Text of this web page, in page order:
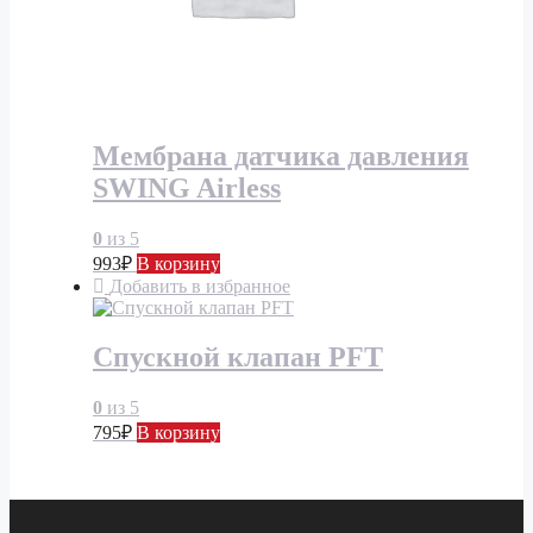
Мембрана датчика давления
SWING Airless
0 из 5
993₽ В корзину
Добавить в избранное
Спускной клапан PFT
0 из 5
795₽ В корзину